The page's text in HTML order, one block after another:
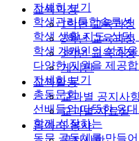
교육과정
1학년 교육과정
2학년 교육과정
3학년 교육과정
게시판
교과활동
교과별 공지사
교과별 자료실
동아리·봉사
자세히 보기
학생관리통합솔루션
학생 생활 지도, 상담,
학생 개개인의 성장
다양한 지원을 제공
자세히 보기
총동문회
선배들의 따뜻한 유
함께 성장하는
동문 공동체를 만들